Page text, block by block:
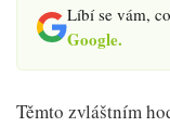
Líbí se vám,
Google.
Těmto zvláštním